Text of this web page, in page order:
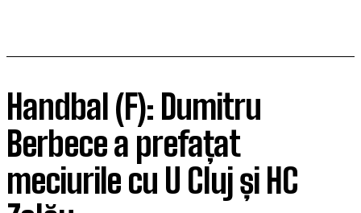
Handbal (F): Dumitru
Berbece a prefațat
meciurile cu U Cluj și HC